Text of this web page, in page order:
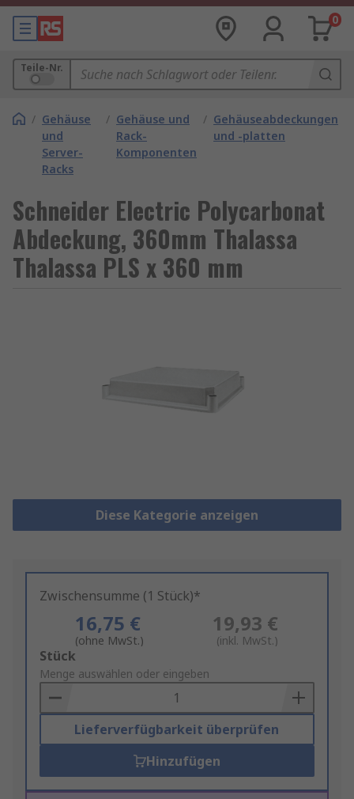
0
Teile-Nr.
/ Gehäuse
und
Server-
Racks
/ Gehäuse und
Rack-
Komponenten
/ Gehäuseabdeckungen
und -platten
Schneider Electric Polycarbonat
Abdeckung, 360mm Thalassa
Thalassa PLS x 360 mm
Diese Kategorie anzeigen
Zwischensumme (1 Stück)*
16,75 €
(ohne MwSt.)
19,93 €
(inkl. MwSt.)
Add
to
Basket
Stück
Menge auswählen oder eingeben
Lieferverfügbarkeit überprüfen
Hinzufügen